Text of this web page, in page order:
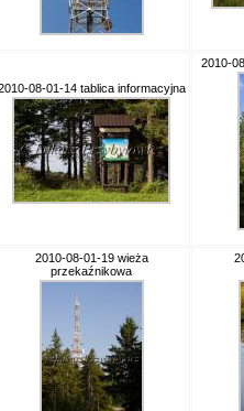
08-01-14 tablica informacyjna
2010-
2010-08-01-19 wieża
przekaźnikowa